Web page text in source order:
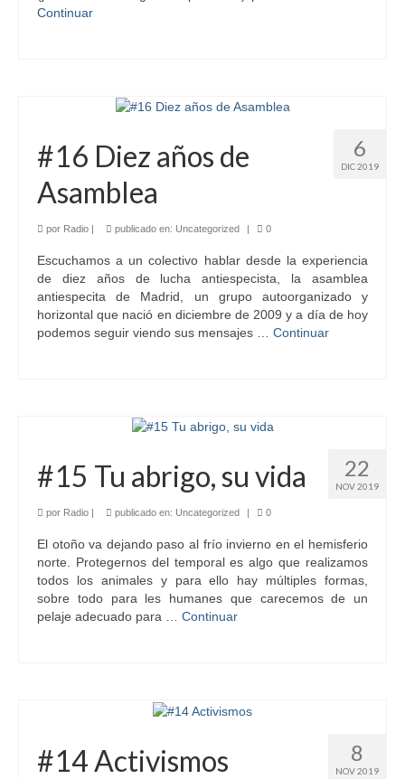
Continuar
6
DIC 2019
#16 Diez años de
Asamblea
por Radio | publicado en: Uncategorized | 0
Escuchamos a un colectivo hablar desde la experiencia
de diez años de lucha antiespecista, la asamblea
antiespecita de Madrid, un grupo autoorganizado y
horizontal que nació en diciembre de 2009 y a día de hoy
podemos seguir viendo sus mensajes … Continuar
22
NOV 2019
#15 Tu abrigo, su vida
por Radio publicado en: Uncategorized 0
El otoño va dejando paso al frío invierno en el hemisferio
norte. Protegernos del temporal es algo que realizamos
todos los animales y para ello hay múltiples formas,
sobre todo para les humanes que carecemos de un
pelaje adecuado para … Continuar
8
NOV 2019
#14 Activismos